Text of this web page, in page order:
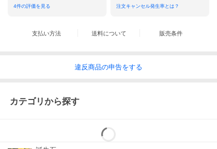
4件の評価を見る 注文キャンセル発生率とは？
支払い方法 送料について 販売条件
違反商品の申告をする
カテゴリから探す